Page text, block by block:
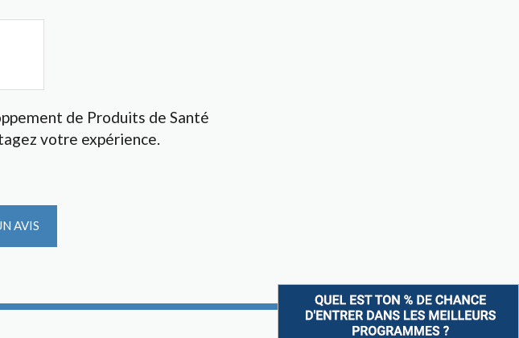
de Produits de Santé
votre expérience.
AVIS